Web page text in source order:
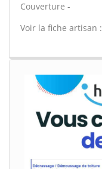
Couverture -
Voir la fiche artisan :